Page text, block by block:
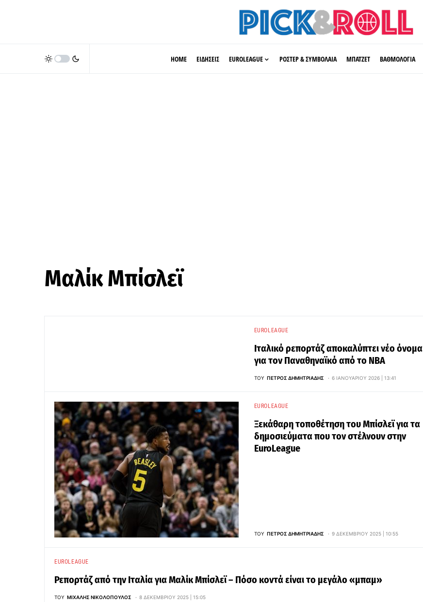
HOME ΕΙΔΗΣΕΙΣ EUROLEAGUE ΡΟΣΤΕΡ & ΣΥΜΒΟΛΑΙΑ ΜΠΑΤΖΕΤ ΒΑΘΜΟΛΟΓΙΑ
Μαλίκ Μπίσλεϊ
EUROLEAGUE
Ιταλικό ρεπορτάζ αποκαλύπτει νέο όνομα
για τον Παναθηναϊκό από το NBA
ΤΟΥ ΠΈΤΡΟΣ ΔΗΜΗΤΡΙΆΔΗΣ 6 ΙΑΝΟΥΑΡΊΟΥ 2026 | 13:41
EUROLEAGUE
Ξεκάθαρη τοποθέτηση του Μπίσλεϊ για τα
δημοσιεύματα που τον στέλνουν στην
EuroLeague
ΤΟΥ ΠΈΤΡΟΣ ΔΗΜΗΤΡΙΆΔΗΣ 9 ΔΕΚΕΜΒΡΊΟΥ 2025 | 10:55
EUROLEAGUE
Ρεπορτάζ από την Ιταλία για Μαλίκ Μπίσλεϊ – Πόσο κοντά είναι το μεγάλο «μπαμ»
ΤΟΥ ΜΙΧΆΛΗΣ ΝΙΚΟΛΌΠΟΥΛΟΣ 8 ΔΕΚΕΜΒΡΊΟΥ 2025 | 15:05